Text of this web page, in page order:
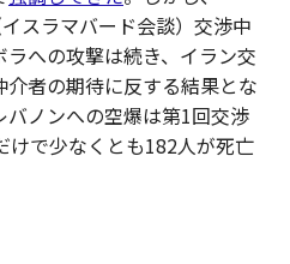
スラマバード会談）交渉中
への攻撃は続き、イラン交
者の期待に反する結果とな
ノンへの空爆は第1回交渉
けで少なくとも182人が死亡